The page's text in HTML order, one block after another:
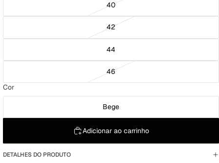
40
42
44
46
Cor
Bege
Adicionar ao carrinho
DETALHES DO PRODUTO